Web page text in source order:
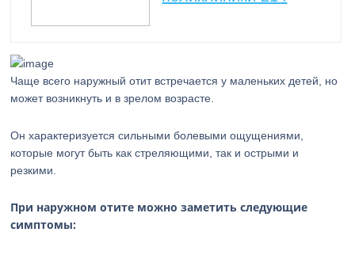
Чаще всего наружный отит встречается у маленьких детей, но
может возникнуть и в зрелом возрасте.
Он характеризуется сильными болевыми ощущениями,
которые могут быть как стреляющими, так и острыми и
резкими.
При наружном отите можно заметить следующие
симптомы: